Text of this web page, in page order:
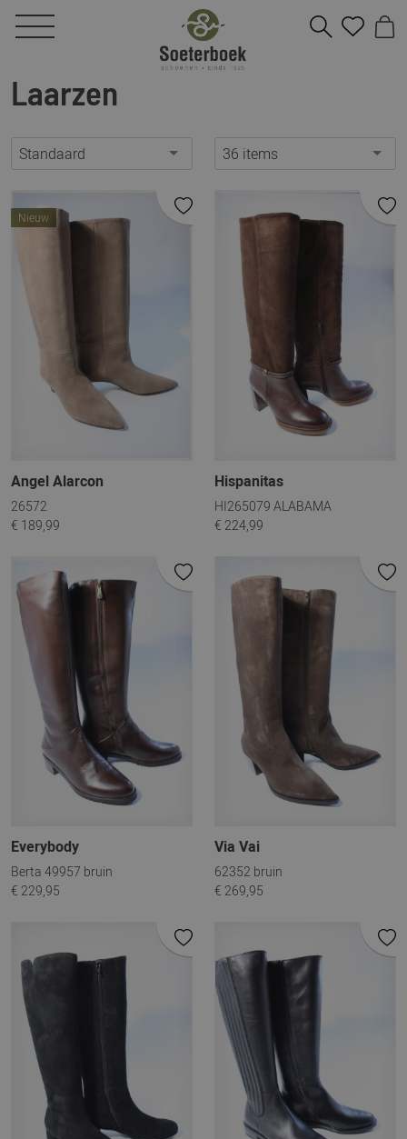
Laarzen
Standaard 36 items
Nieuw
Angel Alarcon
26572
€ 189,99
Hispanitas
HI265079 ALABAMA
€ 224,99
Everybody
Berta 49957 bruin
€ 229,95
Via Vai
62352 bruin
€ 269,95